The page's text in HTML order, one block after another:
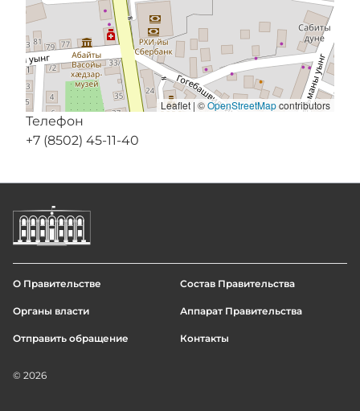
Leaflet | ©OpenStreetMapcontributors
Телефон
+7 (8502) 45-11-40
menu
О Правительстве Состав Правительства
Органы власти Аппарат Правительства
Отправить обращение Контакты
© 2026